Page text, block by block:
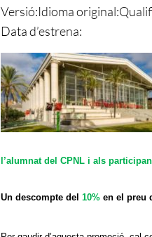
Versió:Idioma original:
Data d’estrena:
l’alumnat del CPNL i als
Un descompte del 10% en el preu